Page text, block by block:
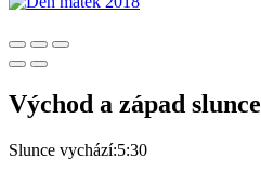
Východ a západ slunce
Slunce vychází:5:30